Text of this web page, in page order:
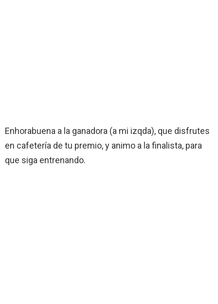
Enhorabuena a la ganadora (a mi izqda), que disfrutes
en cafetería de tu premio, y animo a la finalista, para
que siga entrenando.